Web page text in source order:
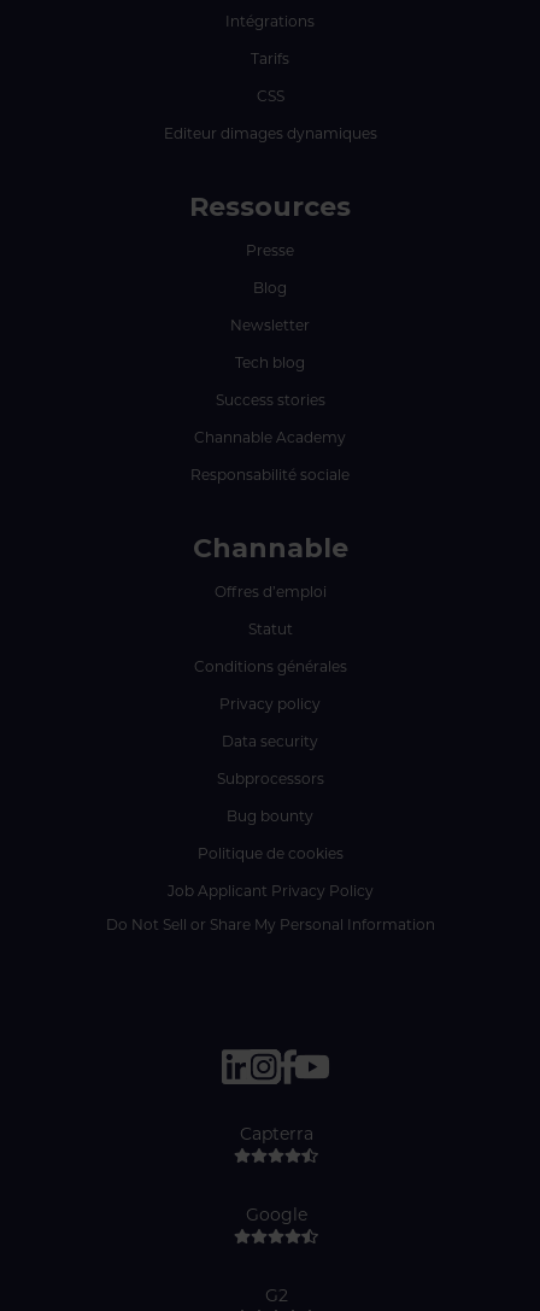
Intégrations
Tarifs
CSS
Editeur dimages dynamiques
Ressources
Presse
Blog
Newsletter
Tech blog
Success stories
Channable Academy
Responsabilité sociale
Channable
Offres d’emploi
Statut
Conditions générales
Privacy policy
Data security
Subprocessors
Bug bounty
Politique de cookies
Job Applicant Privacy Policy
Do Not Sell or Share My Personal Information
Capterra
Google
G2